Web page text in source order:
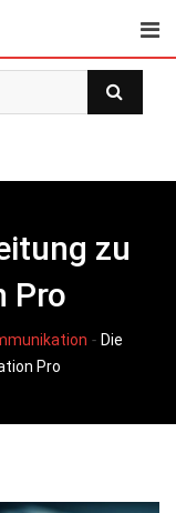
zu
Pro
- Die
Pro